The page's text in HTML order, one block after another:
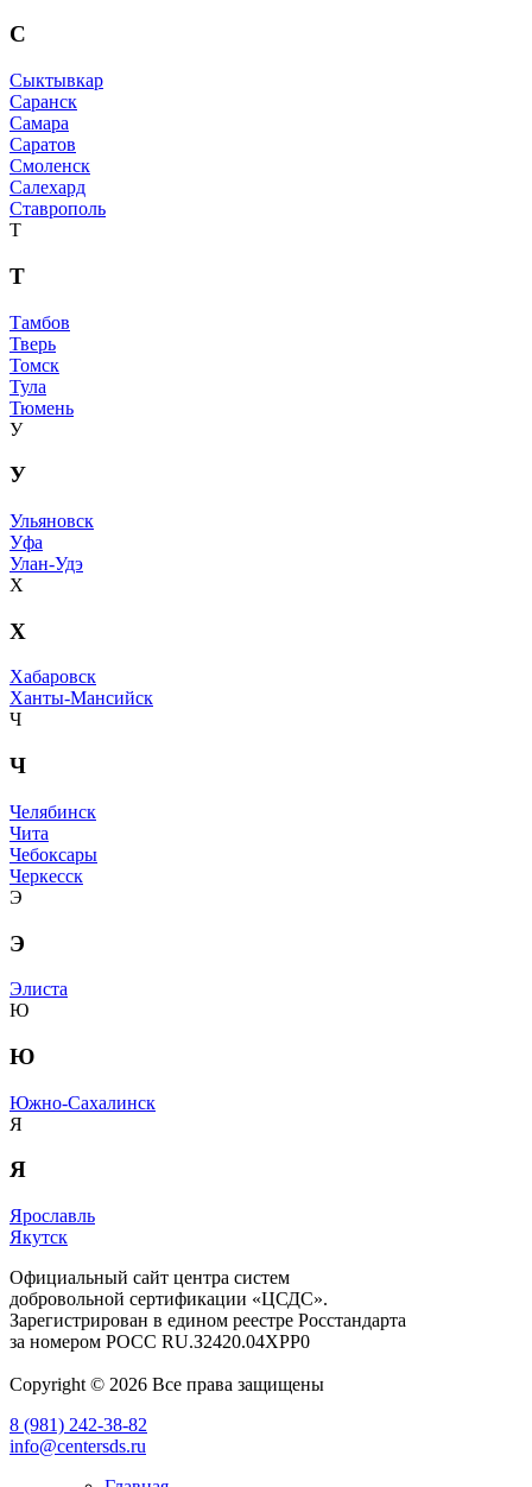
С
Сыктывкар
Саранск
Самара
Саратов
Смоленск
Салехард
Ставрополь
Т
Т
Тамбов
Тверь
Томск
Тула
Тюмень
У
У
Ульяновск
Уфа
Улан-Удэ
Х
Х
Хабаровск
Ханты-Мансийск
Ч
Ч
Челябинск
Чита
Чебоксары
Черкесск
Э
Э
Элиста
Ю
Ю
Южно-Сахалинск
Я
Я
Ярославль
Якутск
Официальный сайт центра систем
добровольной сертификации «ЦСДС».
Зарегистрирован в едином реестре Росстандарта
за номером РОСС RU.З2420.04ХРР0
Copyright © 2026 Все права защищены
8 (981) 242-38-82
info@centersds.ru